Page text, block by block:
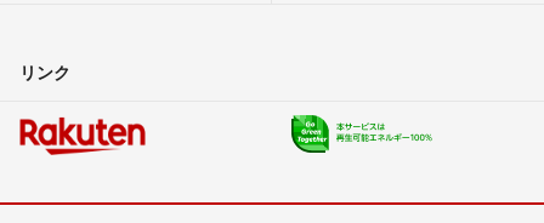
リンク